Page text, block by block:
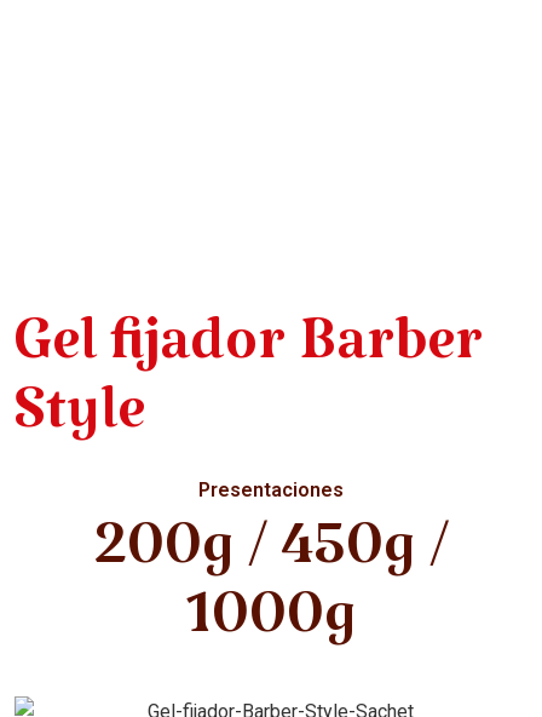
Gel fijador Barber
Style
Presentaciones
200g / 450g /
1000g